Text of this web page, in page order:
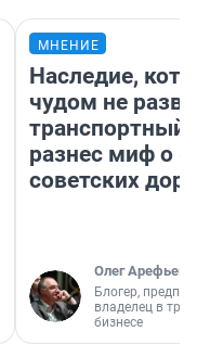
МНЕНИЕ
Наследие,
чудом не
транспортный
разнес миф о
советских
Олег Арефьев
Блогер,
владелец в
бизнесе